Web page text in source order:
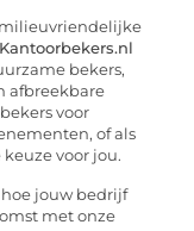
Kantoorbekers.nl
bekers,
afbreekbare
voor
of als
voor jou.
jouw bedrijf
met onze